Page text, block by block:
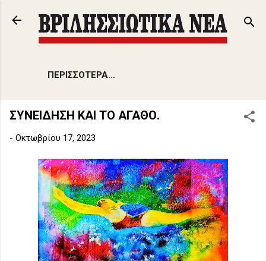
Μετάβαση στο κύριο περιεχόμενο
ΠΕΡΙΣΣΌΤΕΡΑ…
ΣΥΝΕΙΔΗΣΗ ΚΑΙ ΤΟ ΑΓΑΘΟ.
- Οκτωβρίου 17, 2023